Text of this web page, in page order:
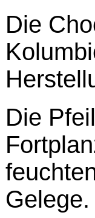
Die
Die
Gelege.